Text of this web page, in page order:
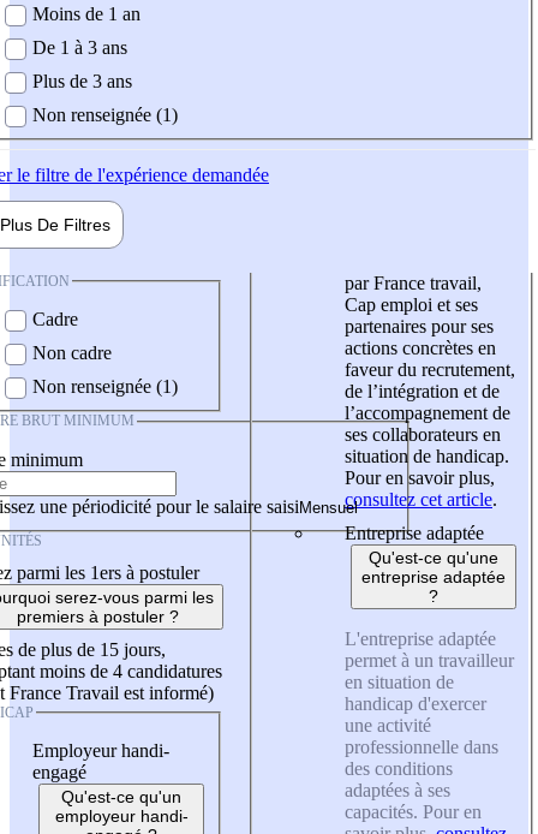
demandée
Moins de 1 an
De 1 à 3 ans
Plus de 3 ans
Non renseignée (1)
le filtre de l'expérience demandée
Plus De Filtres
Cadre
Non cadre
Non renseignée (1)
BRUT MINIMUM
minimum
une périodicité pour le salaire saisi
parmi les 1ers à postuler
serez-vous parmi les
premiers à postuler ?
de plus de 15 jours,
moins de 4 candidatures
France Travail est informé)
Employeur handi-
engagé
Qu'est-ce qu'un
employeur handi-
par France travail,
Cap emploi et ses
partenaires pour ses
actions concrètes en
faveur du recrutement,
de l’intégration et de
l’accompagnement de
ses collaborateurs en
situation de handicap.
Pour en savoir plus,
consultez cet article.
Entreprise adaptée
Qu'est-ce qu'une
entreprise adaptée
?
L'entreprise adaptée
permet à un travailleur
en situation de
handicap d'exercer
une activité
professionnelle dans
des conditions
adaptées à ses
capacités. Pour en